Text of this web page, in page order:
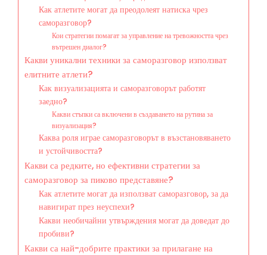
Как атлетите могат да преодолеят натиска чрез
саморазговор?
Кои стратегии помагат за управление на тревожността чрез
вътрешен диалог?
Какви уникални техники за саморазговор използват
елитните атлети?
Как визуализацията и саморазговорът работят
заедно?
Какви стъпки са включени в създаването на рутина за
визуализация?
Каква роля играе саморазговорът в възстановяването
и устойчивостта?
Какви са редките, но ефективни стратегии за
саморазговор за пиково представяне?
Как атлетите могат да използват саморазговор, за да
навигират през неуспехи?
Какви необичайни утвърждения могат да доведат до
пробиви?
Какви са най-добрите практики за прилагане на